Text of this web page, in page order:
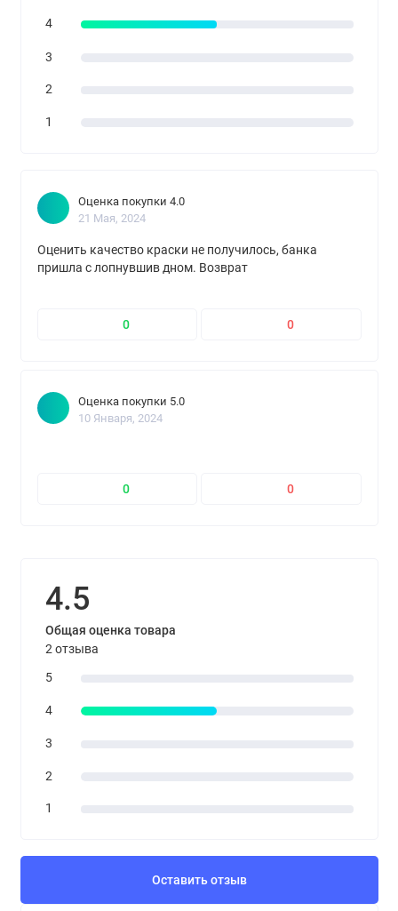
4
3
2
1
Оценка покупки 4.0
21 Мая, 2024
Оценить качество краски не получилось, банка
пришла с лопнувшив дном. Возврат
0 0
Оценка покупки 5.0
10 Января, 2024
0 0
4.5
Общая оценка товара
2 отзыва
5
4
3
2
1
Оставить отзыв